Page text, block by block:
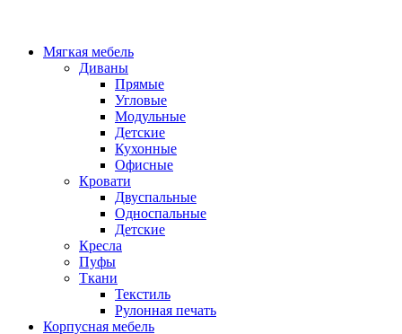
Мягкая мебель
Диваны
Прямые
Угловые
Модульные
Детские
Кухонные
Офисные
Кровати
Двуспальные
Односпальные
Детские
Кресла
Пуфы
Ткани
Текстиль
Рулонная печать
Корпусная мебель